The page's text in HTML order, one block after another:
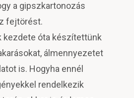
a gipszkartonozás
fejtörést.
kezdete óta készítettünk
álmennyezetet
is. Hogyha ennél
rendelkezik